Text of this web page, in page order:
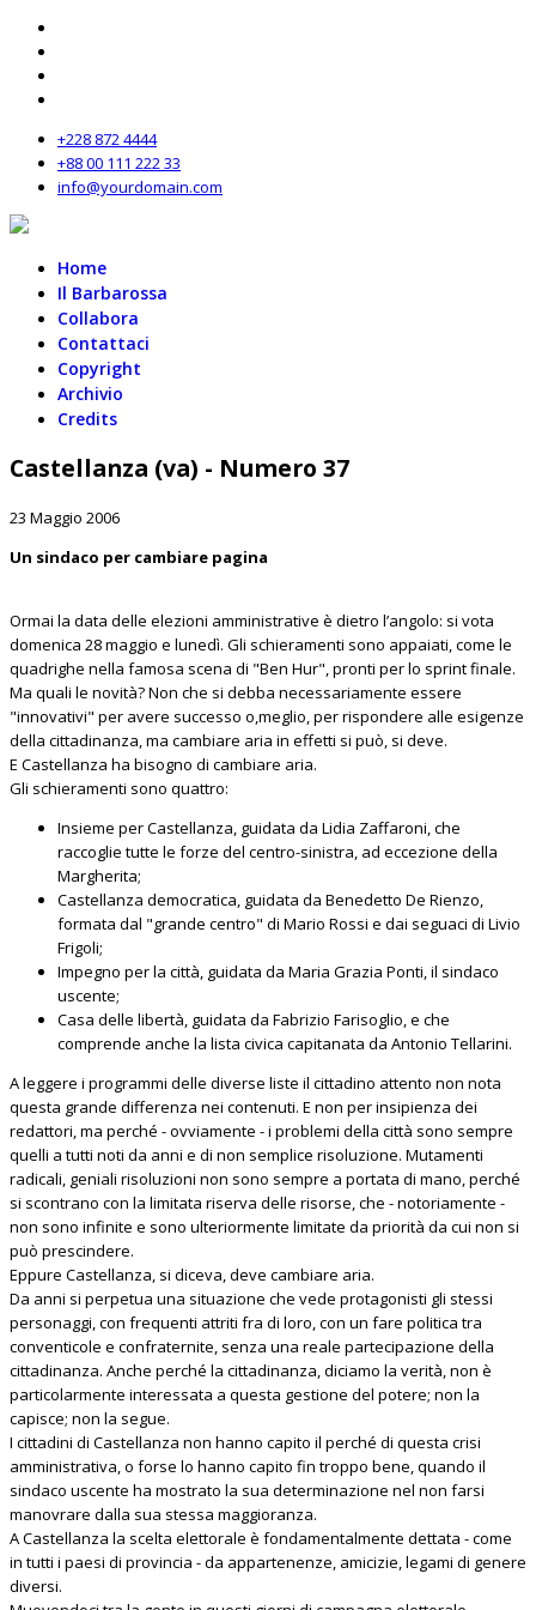
+228 872 4444
+88 00 111 222 33
info@yourdomain.com
Home
Il Barbarossa
Collabora
Contattaci
Copyright
Archivio
Credits
Castellanza (va) - Numero 37
23 Maggio 2006
Un sindaco per cambiare pagina
Ormai la data delle elezioni amministrative è dietro l’angolo: si vota
domenica 28 maggio e lunedì. Gli schieramenti sono appaiati, come le
quadrighe nella famosa scena di "Ben Hur", pronti per lo sprint finale.
Ma quali le novità? Non che si debba necessariamente essere
"innovativi" per avere successo o,meglio, per rispondere alle esigenze
della cittadinanza, ma cambiare aria in effetti si può, si deve.
E Castellanza ha bisogno di cambiare aria.
Gli schieramenti sono quattro:
Insieme per Castellanza, guidata da Lidia Zaffaroni, che
raccoglie tutte le forze del centro-sinistra, ad eccezione della
Margherita;
Castellanza democratica, guidata da Benedetto De Rienzo,
formata dal "grande centro" di Mario Rossi e dai seguaci di Livio
Frigoli;
Impegno per la città, guidata da Maria Grazia Ponti, il sindaco
uscente;
Casa delle libertà, guidata da Fabrizio Farisoglio, e che
comprende anche la lista civica capitanata da Antonio Tellarini.
A leggere i programmi delle diverse liste il cittadino attento non nota
questa grande differenza nei contenuti. E non per insipienza dei
redattori, ma perché - ovviamente - i problemi della città sono sempre
quelli a tutti noti da anni e di non semplice risoluzione. Mutamenti
radicali, geniali risoluzioni non sono sempre a portata di mano, perché
si scontrano con la limitata riserva delle risorse, che - notoriamente -
non sono infinite e sono ulteriormente limitate da priorità da cui non si
può prescindere.
Eppure Castellanza, si diceva, deve cambiare aria.
Da anni si perpetua una situazione che vede protagonisti gli stessi
personaggi, con frequenti attriti fra di loro, con un fare politica tra
conventicole e confraternite, senza una reale partecipazione della
cittadinanza. Anche perché la cittadinanza, diciamo la verità, non è
particolarmente interessata a questa gestione del potere; non la
capisce; non la segue.
I cittadini di Castellanza non hanno capito il perché di questa crisi
amministrativa, o forse lo hanno capito fin troppo bene, quando il
sindaco uscente ha mostrato la sua determinazione nel non farsi
manovrare dalla sua stessa maggioranza.
A Castellanza la scelta elettorale è fondamentalmente dettata - come
in tutti i paesi di provincia - da appartenenze, amicizie, legami di genere
diversi.